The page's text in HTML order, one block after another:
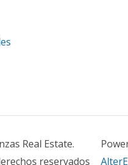
Real Estate.
reservados